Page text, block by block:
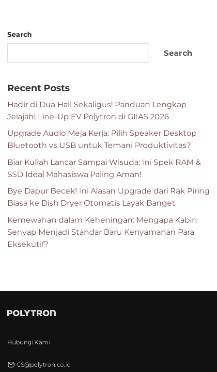
Search
Search
Recent Posts
Hadir di Dua Hall Sekaligus! Panduan Lengkap
Jelajahi Line-Up EV Polytron di GIIAS 2026
Upgrade Audio Meja Kerja: Pilih Speaker Desktop
Bluetooth vs USB untuk Temani Produktivitas?
Biar Kuliah Lancar Sampai Wisuda: Ini Spek RAM &
SSD Ideal Mahasiswa Paling Aman!
Bye Dapur Becek! Ini Alasan Upgrade dari Rak Piring
Biasa ke Dish Dryer Otomatis Layak Banget
Kemewahan dalam Keheningan: Mengapa Kabin
Senyap Menjadi Standar Baru Kenyamanan Para
Eksekutif?
Hubungi Kami
CS@polytron.co.id